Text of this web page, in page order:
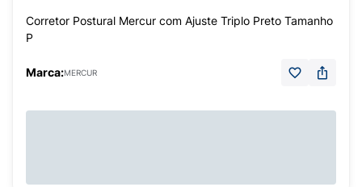
Corretor Postural Mercur com Ajuste Triplo Preto Tamanho
P
Marca:MERCUR